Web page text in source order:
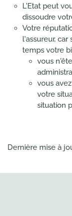
L'Etat peut
dissoudre
Votre
l'assureur,
temps votre
vous
vous
votre
situation
Dernière mise à